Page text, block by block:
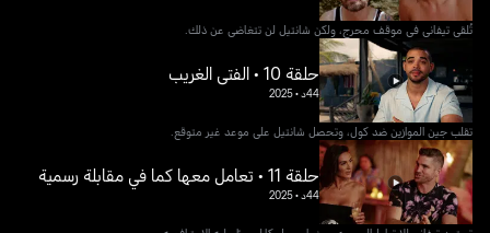
تُلقى تيفاني في موقف محرج، ولكن شانتيل لن تتغاضى عن ذلك.
حلقة 10 • الفتى الغريب
44د •
2025
تقلب جين الموازين ضد كول، وتحصل شانتيل على موعد غير متوقع.
حلقة 11 • تعامل معها كما في مقابلة رسمية
44د •
2025